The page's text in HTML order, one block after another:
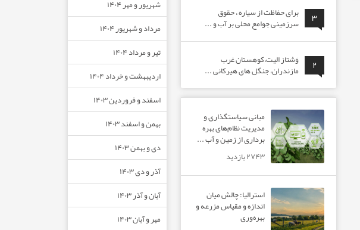
۳
برای حفاظت از سیاره ، حقوق
سرزمینی جوامع محلی بر آب و ...
۲
وَشتاز الیت،کوهستان غرب
مازندران، جنگل های هیرکانی ...
مبانی سیاستگذاری و
مدیریت نظام‌های بهره‌
برداری از زمین و آب ...
۲۷۴۳ بازدید
استرالیا: چالش میان
اندازه و مقیاس مزرعه و
بهره‌وری
شهریور و مهر ۱۴۰۴
مرداد و شهریور ۱۴۰۴
تیر و مرداد ۱۴۰۴
اردیبهشت و خرداد ۱۴۰۴
اسفند و فروردین ۱۴۰۳
بهمن و اسفند ۱۴۰۳
دی و بهمن ۱۴۰۳
آذر و دی ۱۴۰۳
آبان و آذر ۱۴۰۳
مهر و آبان ۱۴۰۳